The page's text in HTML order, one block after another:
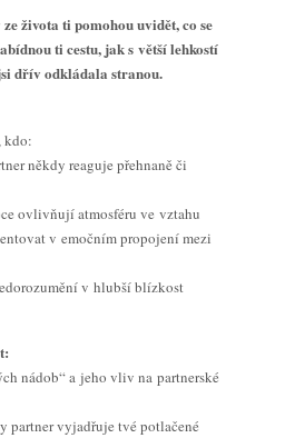
života ti pomohou uvidět, co se
ti cestu, jak s větší lehkostí
dřív odkládala stranou.
kdo:
někdy reaguje přehnaně či
ovlivňují atmosféru ve vztahu
v emočním propojení mezi
v hlubší blízkost
nádob“ a jeho vliv na partnerské
partner vyjadřuje tvé potlačené